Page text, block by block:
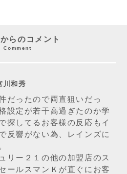
らのコメント
Comment
川和秀
だったので両直狙いだっ
設定が若干高過ぎたのか学
探してるお客様の反応もイ
反響がない為、レインズに
リー２１の他の加盟店のス
ールスマンＫが直ぐにお客